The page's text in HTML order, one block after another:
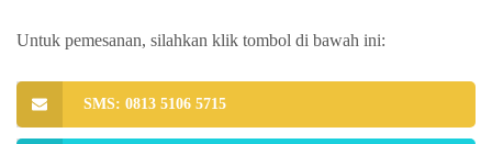
Untuk pemesanan, silahkan klik tombol di bawah ini:
SMS: 0813 5106 5715